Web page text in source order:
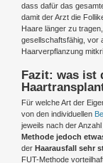
dass dafür das
damit der Arzt die
Haare länger zu
gesellschaftsfähig, vor
Haarverpflanzung
Fazit: was ist
Für welche Art der
von den individuellen
jeweils nach der
Methode jedoch
der Haarausfall sehr
FUT-Methode